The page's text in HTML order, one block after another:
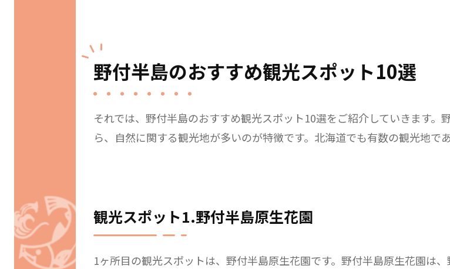
野付半島のおすすめ観光スポット10選
それでは、野付半島のおすすめ観光スポット10選をご紹介していきます
ら、自然に関する観光地が多いのが特徴です。北海道でも有数の観光地で
観光スポット1.野付半島原生花園
1ヶ所目の観光スポットは、野付半島原生花園です。野付半島原生花園は